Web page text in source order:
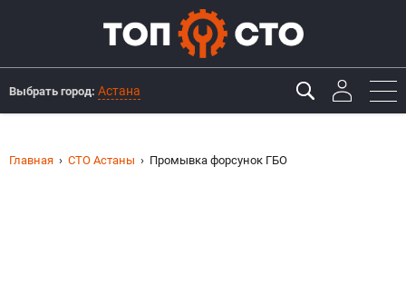
Выбрать город: Астана
Главная СТО Астаны Промывка форсунок ГБО